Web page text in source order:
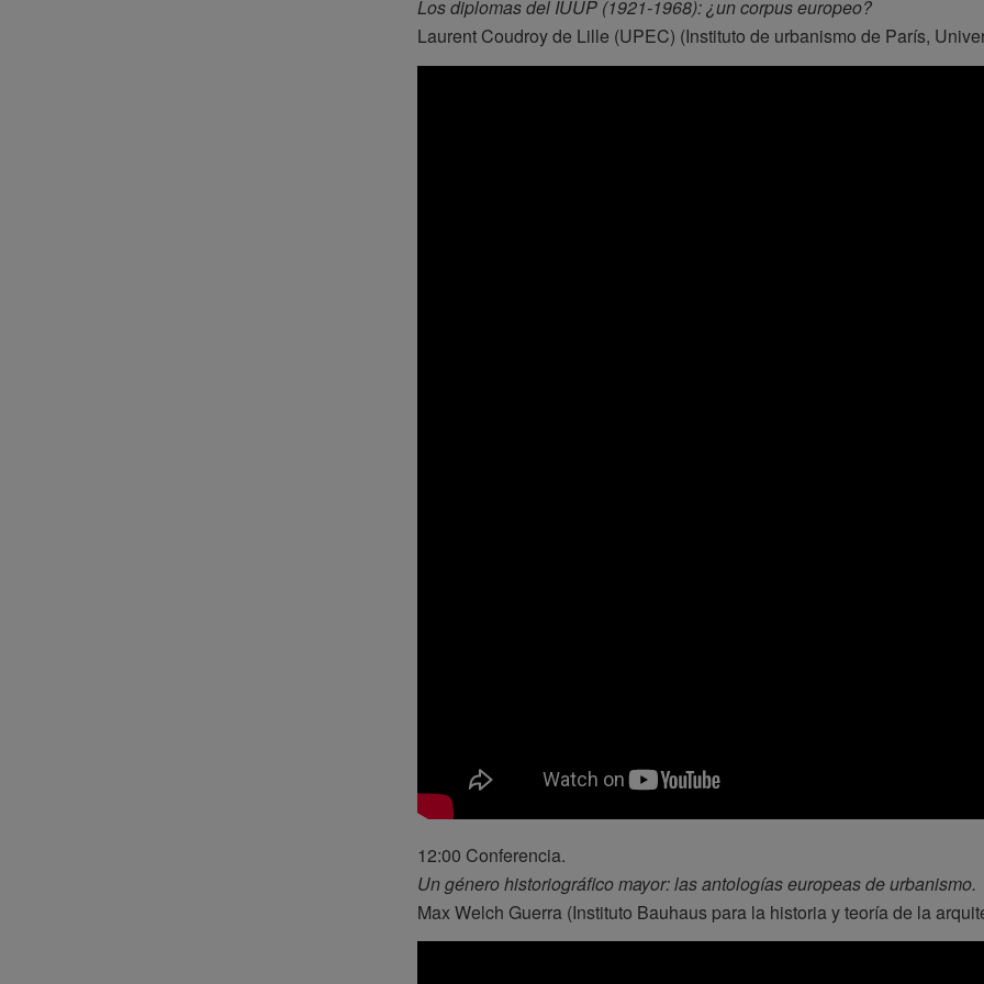
Los diplomas del IUUP (1921-1968): ¿un corpus europeo?
Laurent Coudroy de Lille (UPEC) (Instituto de urbanismo de París,
12:00 Conferencia.
Un género historiográfico mayor: las antologías europeas de urbanismo.
Max Welch Guerra (Instituto Bauhaus para la historia y teoría de la